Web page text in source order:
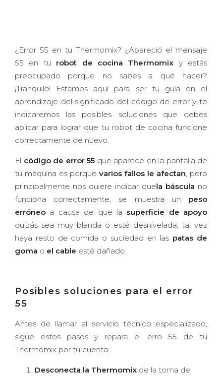
¿Error 55 en tu Thermomix? ¿Apareció el mensaje
55 en tu robot de cocina Thermomix y estás
preocupado porque no sabes a qué hacer?
¡Tranquilo! Estamos aquí para ser tu guía en el
aprendizaje del significado del código de error y te
indicaremos las posibles soluciones que debes
aplicar para lograr que tu robot de cocina funcione
correctamente de nuevo.
El código de error 55 que aparece en la pantalla de
tu máquina es porque varios fallos le afectan, pero
principalmente nos quiere indicar quela báscula no
funciona correctamente, se muestra un peso
erróneo a causa de que la superficie de apoyo
quizás sea muy blanda o esté desnivelada; tal vez
haya resto de comida o suciedad en las patas de
goma o el cable esté dañado.
Posibles soluciones para el error
55
Antes de llamar al servicio técnico especializado,
sigue estos pasos y repara el erro 55 de tu
Thermomix por tu cuenta:
Desconecta la Thermomix de la toma de